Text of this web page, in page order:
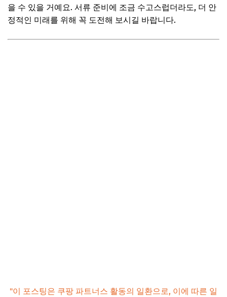
을 수 있을 거예요. 서류 준비에 조금 수고스럽더라도, 더 안
정적인 미래를 위해 꼭 도전해 보시길 바랍니다.
"이 포스팅은 쿠팡 파트너스 활동의 일환으로, 이에 따른 일